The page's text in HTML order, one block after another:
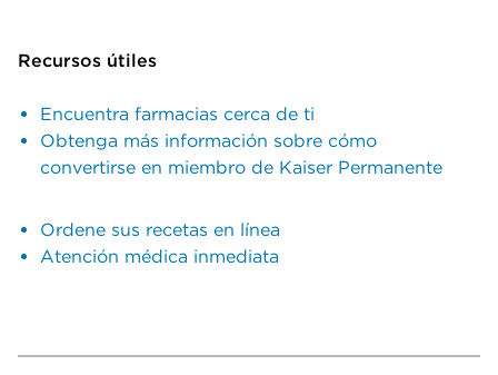
Recursos útiles
Encuentra farmacias cerca de ti
Obtenga más información sobre cómo
convertirse en miembro de Kaiser Permanente
Ordene sus recetas en línea
Atención médica inmediata